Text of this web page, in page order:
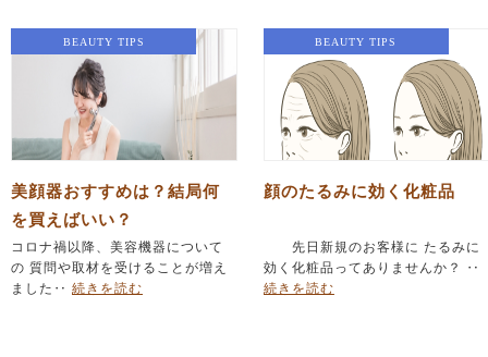
BEAUTY TIPS
美顔器おすすめは？結局何
を買えばいい？
コロナ禍以降、美容機器について
の 質問や取材を受けることが増え
ました‥ 続きを読む
BEAUTY TIPS
顔のたるみに効く化粧品
先日新規のお客様に たるみに
効く化粧品ってありませんか？ ‥
続きを読む